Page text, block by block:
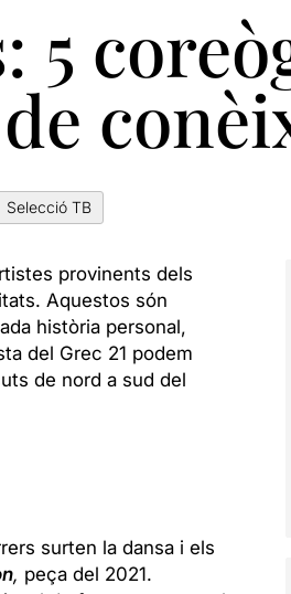
5
Selecció TB
provinents dels
Aquestos són
història personal,
del Grec 21 podem
de nord a sud del
surten la dansa i els
, peça del 2021.